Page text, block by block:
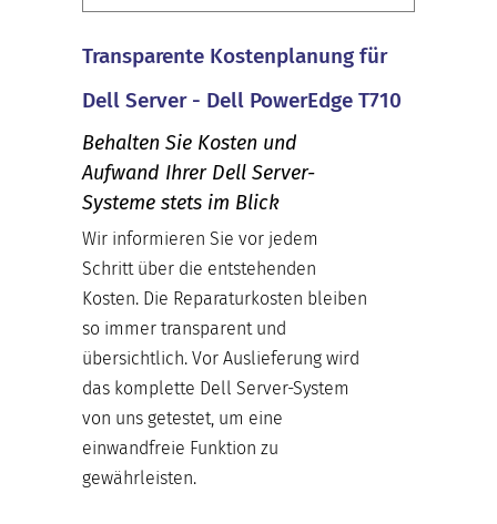
Transparente Kostenplanung für
Dell Server - Dell PowerEdge T710
Behalten Sie Kosten und
Aufwand Ihrer Dell Server-
Systeme stets im Blick
Wir informieren Sie vor jedem
Schritt über die entstehenden
Kosten. Die Reparaturkosten bleiben
so immer transparent und
übersichtlich. Vor Auslieferung wird
das komplette Dell Server-System
von uns getestet, um eine
einwandfreie Funktion zu
gewährleisten.